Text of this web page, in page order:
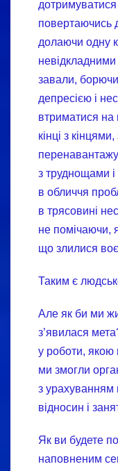
дотримуватися
повертаючись
долаючи одну
завали,
депресією і
втриматися на
кінці з
з труднощами
в обличчя
в трясовині
не помічаючи,
що злилися
Таким є
Але як би ми
з’явилася
у роботи, якою
ми змогли
з урахуванням
відносин і
Як ви будете
наповненим